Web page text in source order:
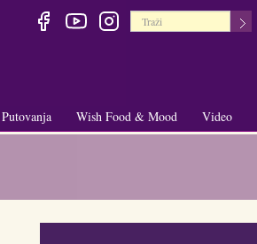
+
Putovanja
+
Wish Food & Mood Video